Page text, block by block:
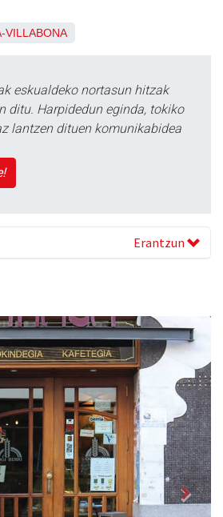
VILLABONA
eskualdeko nortasun hitzak
ditu. Harpidedun eginda, tokiko
lantzen dituen komunikabidea
Erantzun
Next